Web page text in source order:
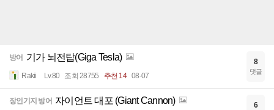
방어 기가 뇌전탑(Giga Tesla)
Rakii Lv.80 조회 28755 추천 14 08-07
8
댓글
장인기지 방어 자이언트 대포 (Giant Cannon) 6